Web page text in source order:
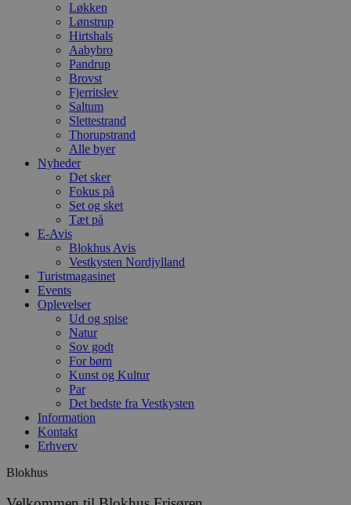
Løkken
Lønstrup
Hirtshals
Aabybro
Pandrup
Brovst
Fjerritslev
Saltum
Slettestrand
Thorupstrand
Alle byer
Nyheder
Det sker
Fokus på
Set og sket
Tæt på
E-Avis
Blokhus Avis
Vestkysten Nordjylland
Turistmagasinet
Events
Oplevelser
Ud og spise
Natur
Sov godt
For børn
Kunst og Kultur
Par
Det bedste fra Vestkysten
Information
Kontakt
Erhverv
Blokhus